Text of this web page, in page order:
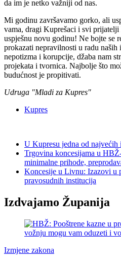
da im je netko važniji od nas.
Mi godinu završavamo gorko, ali
vama, dragi Kuprešaci i svi
uspješnu novu godinu! Ne bojte se
prokazati nepravilnosti u radu
nepotizma i korupcije, džaba nam
projekata i tvornica. Najbolje što
budućnost je propitivati.
Udruga "Mladi za Kupres"
Kupres
U Kupresu jedna od
Trgovina koncesijama u
minimalne prihode,
Koncesije u Livnu: Izazovi u
pravosudnih institucija
Izdvajamo Županija
Izmjene zakona